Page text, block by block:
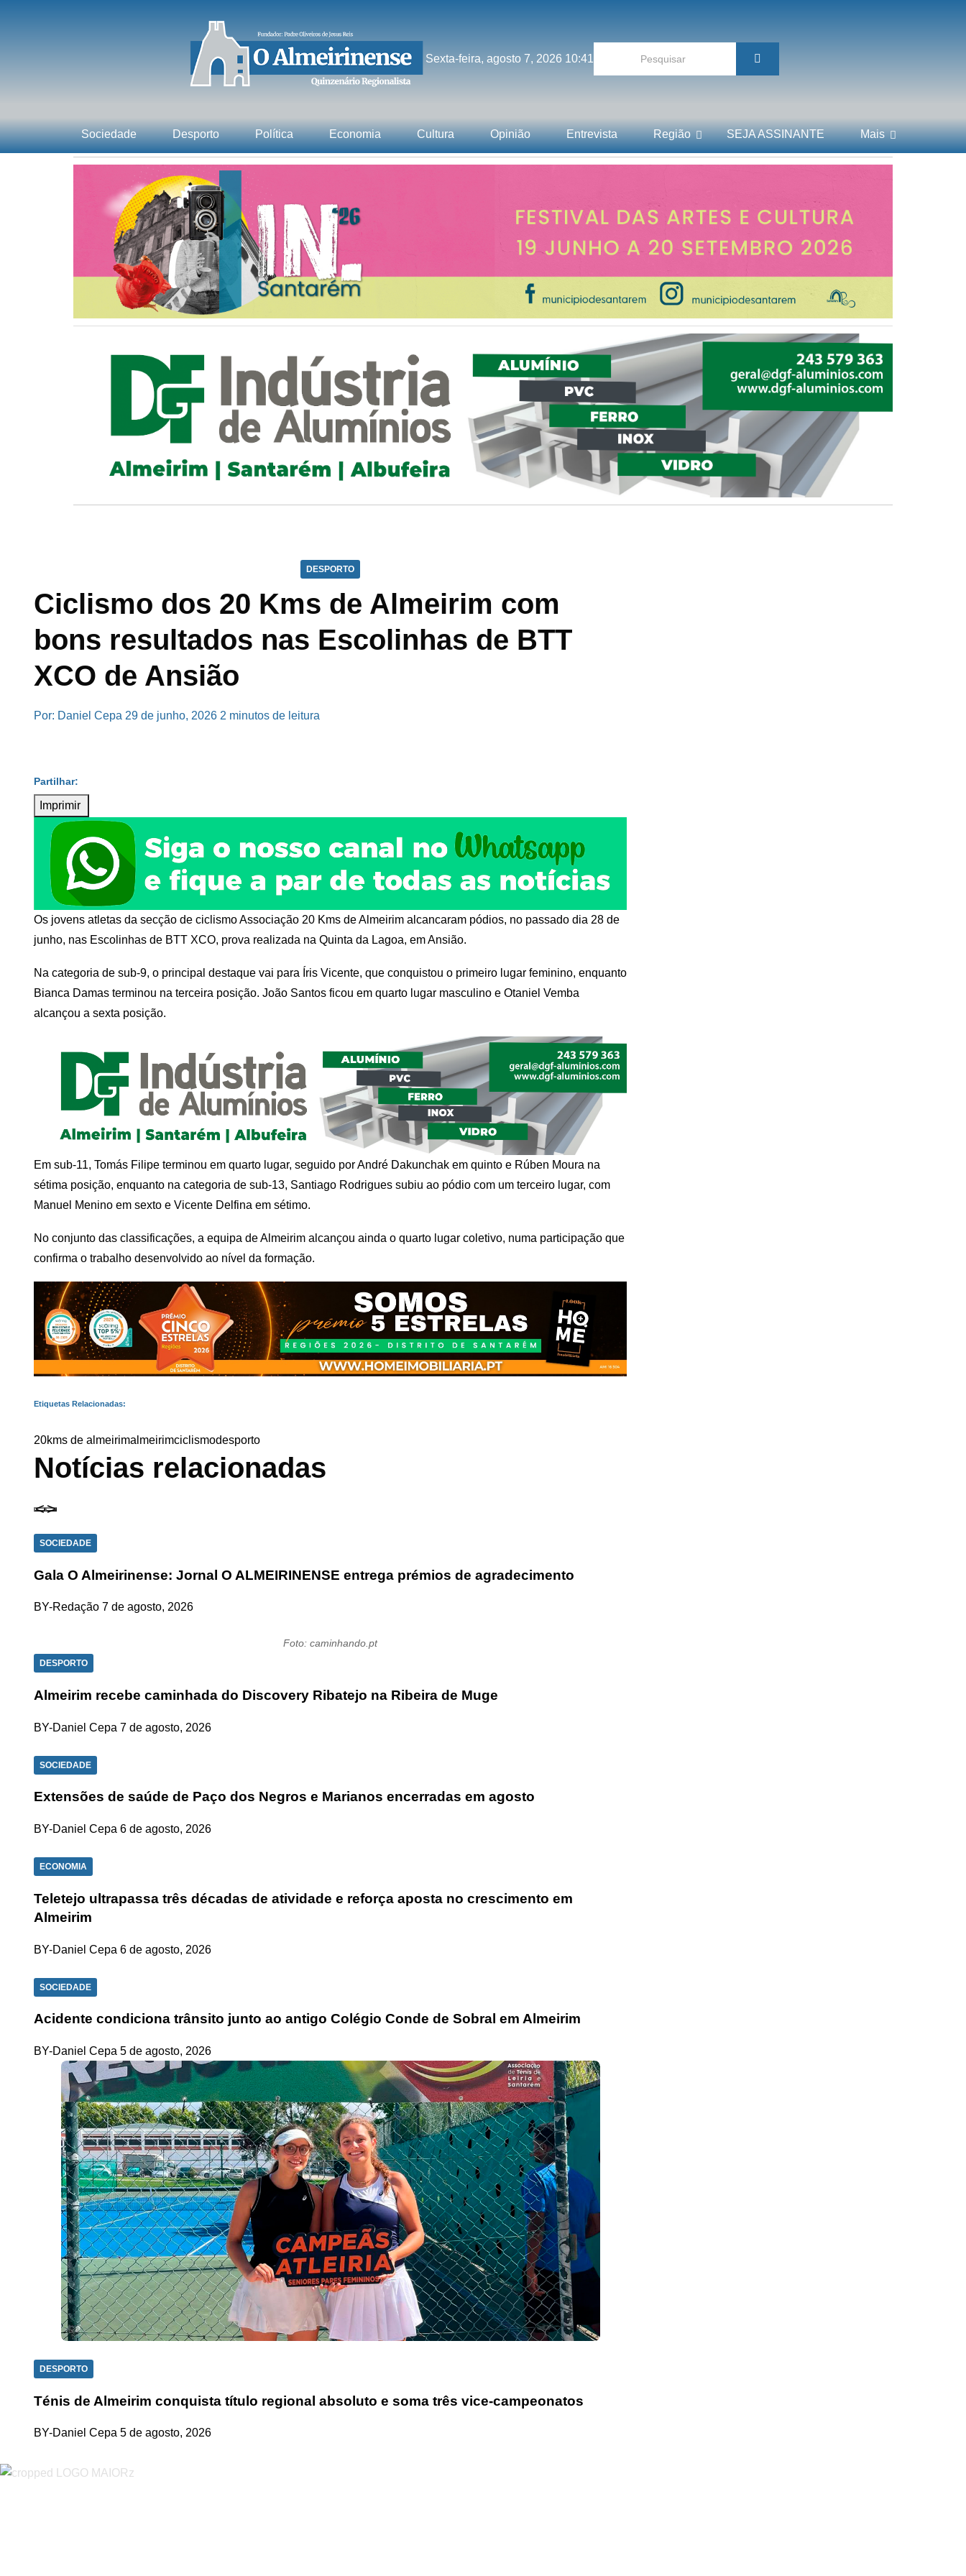
Sexta-feira, agosto 7, 2026 10:41
Sociedade Desporto Política Economia Cultura Opinião Entrevista Região SEJA ASSINANTE Mais
DESPORTO
Ciclismo dos 20 Kms de Almeirim com
bons resultados nas Escolinhas de BTT
XCO de Ansião
Por: Daniel Cepa 29 de junho, 2026 2 minutos de leitura
Imprimir
Os jovens atletas da secção de ciclismo Associação 20 Kms de Almeirim alcancaram pódios, no passado dia 28 de
junho, nas Escolinhas de BTT XCO, prova realizada na Quinta da Lagoa, em Ansião.
Na categoria de sub-9, o principal destaque vai para Íris Vicente, que conquistou o primeiro lugar feminino, enquanto
Bianca Damas terminou na terceira posição. João Santos ficou em quarto lugar masculino e Otaniel Vemba
alcançou a sexta posição.
Em sub-11, Tomás Filipe terminou em quarto lugar, seguido por André Dakunchak em quinto e Rúben Moura na
sétima posição, enquanto na categoria de sub-13, Santiago Rodrigues subiu ao pódio com um terceiro lugar, com
Manuel Menino em sexto e Vicente Delfina em sétimo.
No conjunto das classificações, a equipa de Almeirim alcançou ainda o quarto lugar coletivo, numa participação que
confirma o trabalho desenvolvido ao nível da formação.
Etiquetas Relacionadas:
20kms de almeirimalmeirimciclismodesporto
Notícias relacionadas
SOCIEDADE
Gala O Almeirinense: Jornal O ALMEIRINENSE entrega prémios de agradecimento
BY-Redação 7 de agosto, 2026
Foto: caminhando.pt
DESPORTO
Almeirim recebe caminhada do Discovery Ribatejo na Ribeira de Muge
BY-Daniel Cepa 7 de agosto, 2026
SOCIEDADE
Extensões de saúde de Paço dos Negros e Marianos encerradas em agosto
BY-Daniel Cepa 6 de agosto, 2026
ECONOMIA
Teletejo ultrapassa três décadas de atividade e reforça aposta no crescimento em
Almeirim
BY-Daniel Cepa 6 de agosto, 2026
SOCIEDADE
Acidente condiciona trânsito junto ao antigo Colégio Conde de Sobral em Almeirim
BY-Daniel Cepa 5 de agosto, 2026
DESPORTO
Ténis de Almeirim conquista título regional absoluto e soma três vice-campeonatos
BY-Daniel Cepa 5 de agosto, 2026